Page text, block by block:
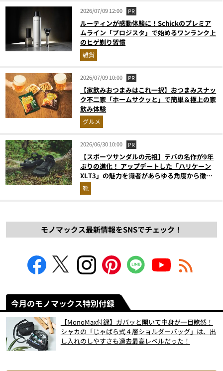
2026/07/09 12:00 PR
ルーティンが感動体験に！Schickのプレミア
ムライン「プロジスタ」で始めるワンランク上
のヒゲ剃り習慣
雑貨
2026/07/09 10:00 PR
【家飲みおつまみはこれ一択】おつまみスナッ
ク不二家「ホームサクッと」で簡単＆極上の家
飲み体験
グルメ
2026/06/30 10:00 PR
【スポーツサンダルの元祖】テバの名作が9年
ぶりの進化！ アップデートした「ハリケーン
XLT3」の魅力を識者があらゆる角度から徹底
解説！
靴
モノマックス最新情報をSNSでチェック！
今月のモノマックス特別付録
【MonoMax付録】ガバッと開いて中身が一目瞭然！
シャカの「じゃばら式４層ショルダーバッグ」は、出
し入れのしやすさも過去最高レベルだった！